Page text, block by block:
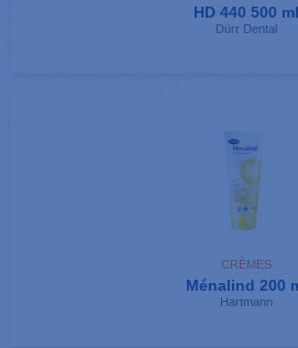
HD 440 500 ml
Dürr Dental
CRÈMES
Ménalind 200
Hartmann